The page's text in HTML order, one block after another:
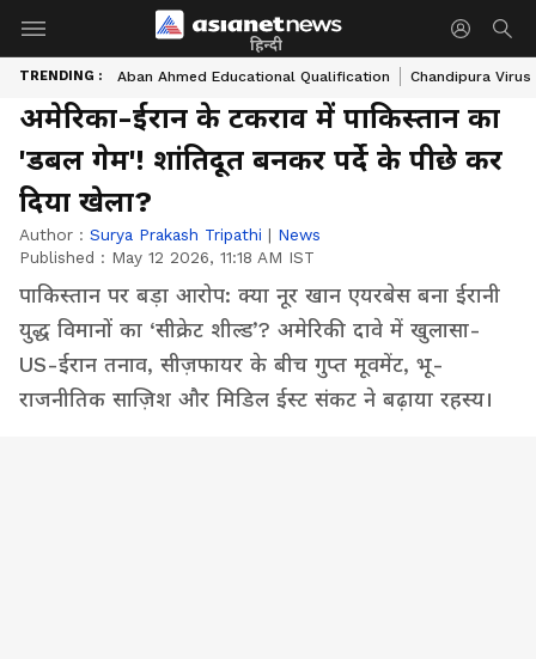
हिन्दी
TRENDING : Aban Ahmed Educational Qualification Chandipura
अमेरिका-ईरान के टकराव में पाकिस्तान का
'डबल गेम'! शांतिदूत बनकर पर्दे के पीछे कर
दिया खेला?
Author : Surya Prakash Tripathi | News
Published : May 12 2026, 11:18 AM IST
पाकिस्तान पर बड़ा आरोप: क्या नूर खान एयरबेस बना ईरानी
युद्ध विमानों का ‘सीक्रेट शील्ड’? अमेरिकी दावे में खुलासा-
US-ईरान तनाव, सीज़फायर के बीच गुप्त मूवमेंट, भू-
राजनीतिक साज़िश और मिडिल ईस्ट संकट ने बढ़ाया रहस्य।